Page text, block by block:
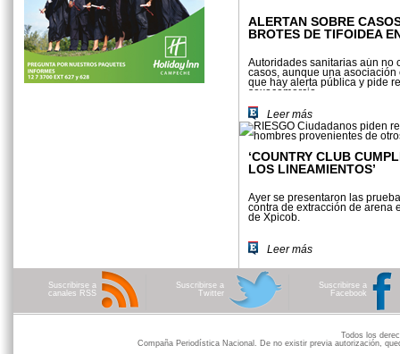
ALERTAN SOBRE
BROTES DE TIFOIDEA
Autoridades sanitarias aún no
casos, aunque una asociación
que hay alerta pública y pide
sexocomercio
Leer más
‘COUNTRY CLUB
LOS LINEAMIENTOS’
Ayer se presentaron las
contra de extracción de arena
de Xpicob.
Leer más
Suscribirse a
canales RSS
Suscribirse a
Twitter
Suscribirse a
Facebook
Todos los
Compaña Periodística Nacional. De no existir previa autorización,